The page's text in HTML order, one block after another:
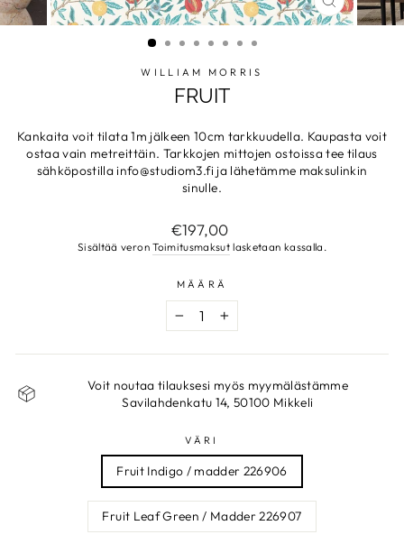
SULJE
WILLIAM MORRIS
FRUIT
Kankaita voit tilata 1m jälkeen 10cm tarkkuudella. Kaupasta voit
ostaa vain metreittäin. Tarkkojen mittojen ostoissa tee tilaus
sähköpostilla info@studiom3.fi ja lähetämme maksulinkin
sinulle.
Normaalihinta
€197,00
Sisältää veronToimitusmaksut lasketaan kassalla.
MÄÄRÄ
+
Voit noutaa tilauksesi myös myymälästämme
Savilahdenkatu 14, 50100 Mikkeli
VÄRI
Fruit Indigo / madder 226906
Fruit Leaf Green / Madder 226907